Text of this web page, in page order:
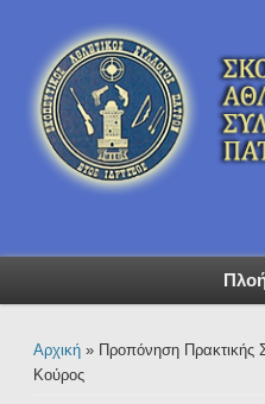
Είστε εδώ
Αρχική» Προπόνηση Πρακτικής
Κούρος